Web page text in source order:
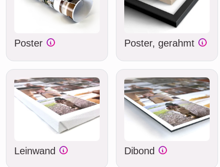
Poster Poster, gerahmt
Leinwand Dibond